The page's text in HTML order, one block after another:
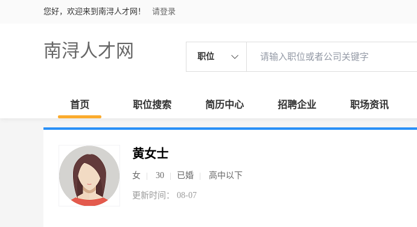
您好，欢迎来到南浔人才网！ 请登录
南浔人才网 职位
首页 职位搜索 简历中心 招聘企业 职场资讯
黄女士
女 30 已婚 高中以下
更新时间： 08-07